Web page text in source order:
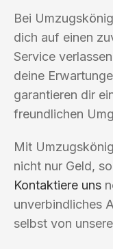
Bei
dich auf einen
Service
deine
garantieren dir
freundlichen
Mit
nicht nur Geld,
Kontaktiere uns
unverbindliches
selbst von